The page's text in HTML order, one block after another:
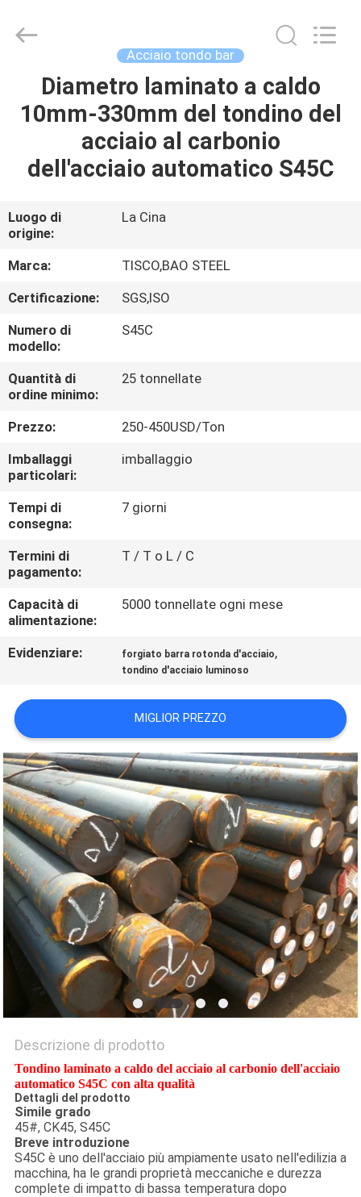
CASA
PRODOTTI
NOI
GIRO
DELLA
FABBRICA
CONTROLLO
DI
QUALITÀ
CONTATTICI
NOTIZIE
CASI
NEWS
MAPPA
DEL
SITO
PRIVACY
POLICY
STEEL
INDUSTRIAL
Acciaio tondo bar
Diametro laminato a caldo
10mm-330mm del tondino del
acciaio al carbonio
dell'acciaio automatico S45C
Luogo di
origine:
La Cina
Marca:
TISCO,BAO STEEL
Certificazione:
SGS,ISO
Numero di
modello:
S45C
Quantità di
ordine minimo:
25 tonnellate
Prezzo:
250-450USD/Ton
Imballaggi
particolari:
imballaggio
Tempi di
consegna:
7 giorni
Termini di
pagamento:
T / T o L / C
Capacità di
alimentazione:
5000 tonnellate ogni mese
Evidenziare: forgiato barra rotonda d'acciaio,
tondino d'acciaio luminoso
MIGLIOR PREZZO
Descrizione di prodotto
Tondino laminato a caldo del acciaio al carbonio dell'acciaio
automatico S45C con alta qualità
Dettagli del prodotto
Simile grado
45#, CK45, S45C
Breve introduzione
S45C è uno dell'acciaio più ampiamente usato nell'edilizia a
macchina, ha le grandi proprietà meccaniche e durezza
complete di impatto di bassa temperatura dopo